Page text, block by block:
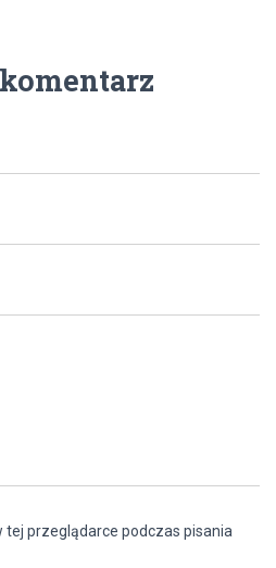
tej przeglądarce podczas pisania